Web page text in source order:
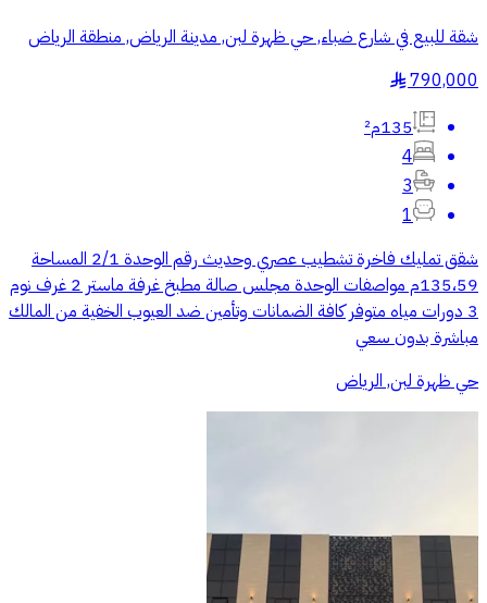
شقة للبيع في شارع ضباء, حي ظهرة لبن, مدينة الرياض, منطقة الرياض
790,000
§
135م²
4
3
1
شقق تمليك فاخرة تشطيب عصري وحديث رقم الوحدة 2/1 المساحة
135،59م مواصفات الوحدة مجلس صالة مطبخ غرفة ماستر 2 غرف نوم
3 دورات مياه متوفر كافة الضمانات وتأمين ضد العيوب الخفية من المالك
مباشرة بدون سعي
حي ظهرة لبن, الرياض